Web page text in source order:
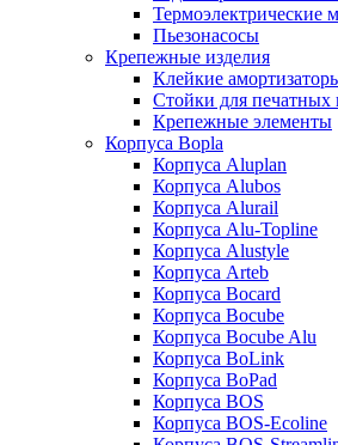
Термоэлектрические
Пьезонасосы
Крепежные изделия
Клейкие
Стойки для печатных
Крепежные элементы
Корпуса Bopla
Корпуса Aluplan
Корпуса Alubos
Корпуса Alurail
Корпуса Alu-Topline
Корпуса Alustyle
Корпуса Arteb
Корпуса Bocard
Корпуса Bocube
Корпуса Bocube Alu
Корпуса BoLink
Корпуса BoPad
Корпуса BOS
Корпуса BOS-Ecoline